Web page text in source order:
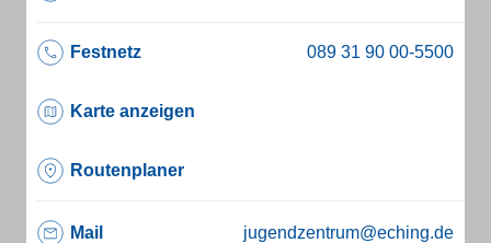
Festnetz
Karte anzeigen
Routenplaner
Mail jugendzentrum@eching.de